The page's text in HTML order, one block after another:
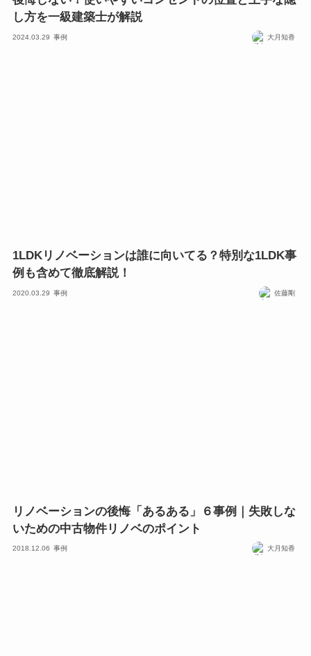
し方を一級建築士が解説
2024.03.29 事例 大月知香
1LDKリノベーションは誰に向いてる？特別な1LDK事
例も含めて徹底解説！
2020.03.29 事例 佐藤剛
リノベーションの後悔「あるある」６事例｜失敗しな
いための中古物件リノベのポイント
2018.12.06 事例 大月知香